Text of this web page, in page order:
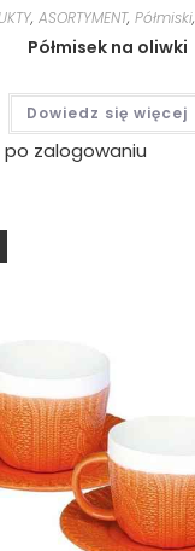
, ASORTYMENT, Półmiski,
Półmisek na oliwki
Dowiedz się więcej
zalogowaniu